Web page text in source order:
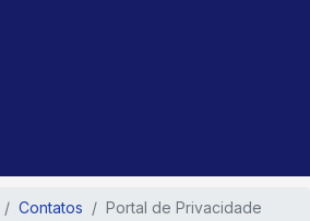
Contatos Portal de Privacidade